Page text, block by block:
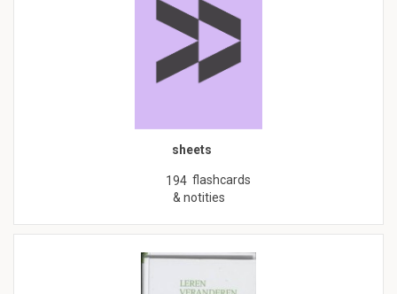
sheets
194 flashcards
& notities